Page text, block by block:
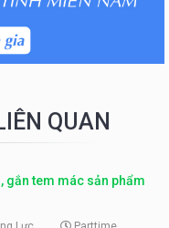
QUAN
gắn tem mác sản phẩm